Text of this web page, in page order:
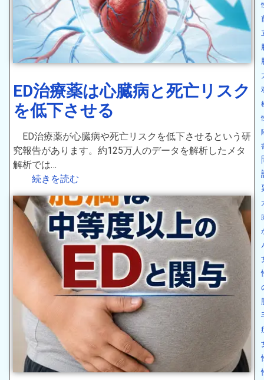
ED治療薬は心臓病と死亡リスク
を低下させる
ED治療薬が心臓病や死亡リスクを低下させるという研
究報告があります。約125万人のデータを解析したメタ
解析では…
続きを読む